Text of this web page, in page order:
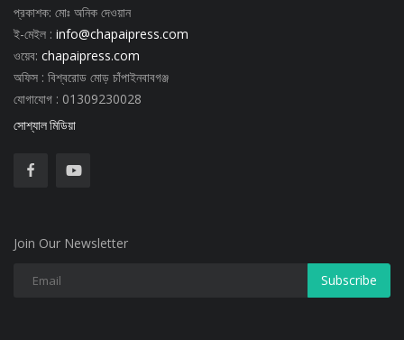
প্রকাশক: মোঃ অনিক দেওয়ান
ই-মেইল : info@chapaipress.com
ওয়েব: chapaipress.com
অফিস : বিশ্বরোড মোড় চাঁপাইনবাবগঞ্জ
যোগাযোগ : 01309230028
সোশ্যাল মিডিয়া
Join Our Newsletter
Subscribe